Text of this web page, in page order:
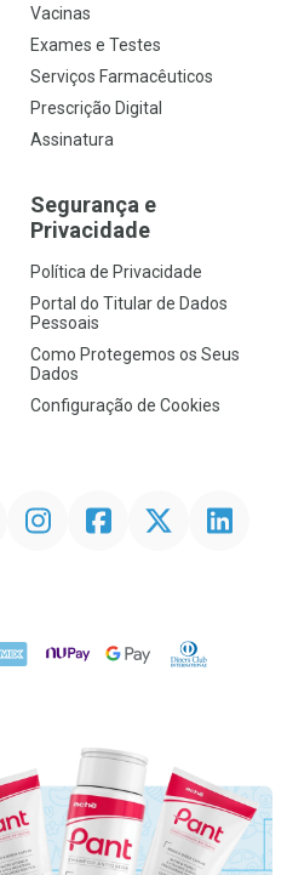
Vacinas
Exames e Testes
Serviços Farmacêuticos
Prescrição Digital
Assinatura
Segurança e
Privacidade
Política de Privacidade
Portal do Titular de Dados
Pessoais
Como Protegemos os Seus
Dados
Configuração de Cookies
InstagramFacebookTwitter Linkedin
NuPay Google PayDiners Club